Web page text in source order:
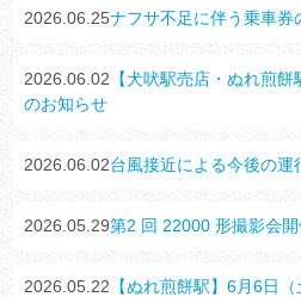
2026.06.25ナフサ不足に伴う乗車券
2026.06.02 【犬吠駅売店・ぬれ煎
のお知らせ
2026.06.02台風接近による今後の運
2026.05.29第2 回 22000 形撮影会開
2026.05.22 【ぬれ煎餅駅】6月6日